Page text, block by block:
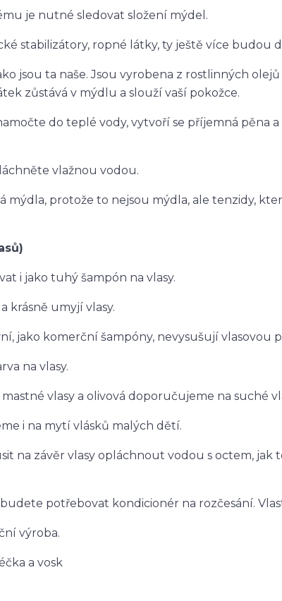
je nutné sledovat složení mýdel.
stabilizátory, ropné látky, ty ještě více budou
jsou ta naše. Jsou vyrobena z rostlinných
zůstává v mýdlu a slouží vaší pokožce.
do teplé vody, vytvoří se příjemná pěna
vlažnou vodou.
mýdla, protože to nejsou mýdla, ale tenzidy,
i jako tuhý šampón na vlasy.
krásně umyjí vlasy.
jako komerční šampóny, nevysušují vlasovou
na vlasy.
vlasy a olivová doporučujeme na suché
i na mytí vlásků malých dětí.
na závěr vlasy opláchnout vodou s octem, jak
potřebovat kondicionér na rozčesání.
výroba.
a vosk